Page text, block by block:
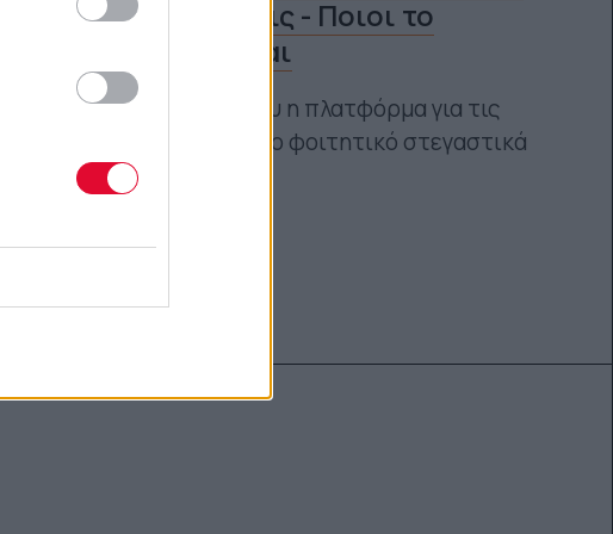
για αιτήσεις - Ποιοι το
δικαιούνται
Ανοίγει εκ νέου η πλατφόρμα για τις
αιτήσεις για το φοιτητικό στεγαστικά
επίδομα